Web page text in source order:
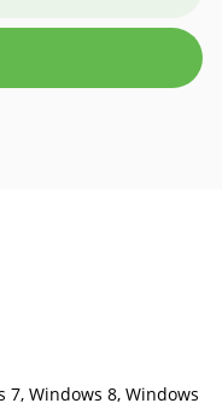
7, Windows 8, Windows